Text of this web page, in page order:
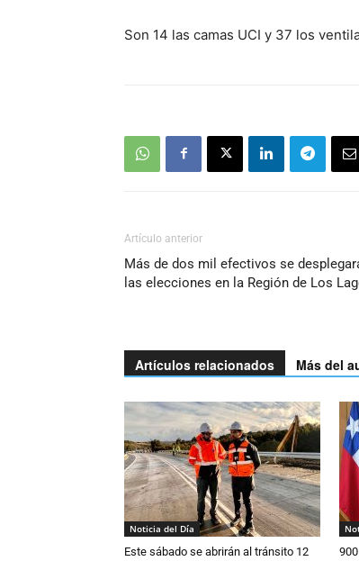
Son 14 las camas UCI y 37 los
Artículo anterior
Más de dos mil efectivos se
las elecciones en la Región de Los
Artículos relacionados Más del
Noticia del Día
Este sábado se abrirán al tránsito 12